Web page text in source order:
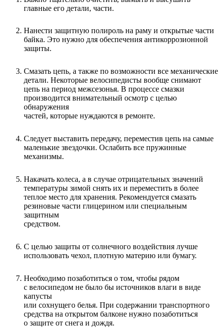
главные его детали, части.
Нанести защитную полироль на раму и открытые части
байка. Это нужно для обеспечения антикоррозионной
защиты.
Смазать цепь, а также по возможности все механические
детали. Некоторые велосипедисты вообще снимают
цепь на период межсезонья. В процессе смазки
производится внимательный осмотр с целью
обнаружения
частей, которые нуждаются в ремонте.
Следует выставить передачу, переместив цепь на самые
маленькие звездочки. Ослабить все пружинные
механизмы.
Накачать колеса, а в случае отрицательных значений
температуры зимой снять их и переместить в более
теплое место для хранения. Рекомендуется смазать
резиновые части глицерином или специальным
защитным
средством.
С целью защиты от солнечного воздействия лучше
использовать чехол, плотную материю или бумагу.
Необходимо позаботиться о том, чтобы рядом
с велосипедом не было бы источников влаги в виде
капусты
или сохнущего белья. При содержании транспортного
средства на открытом балконе нужно позаботиться
о защите от снега и дождя.